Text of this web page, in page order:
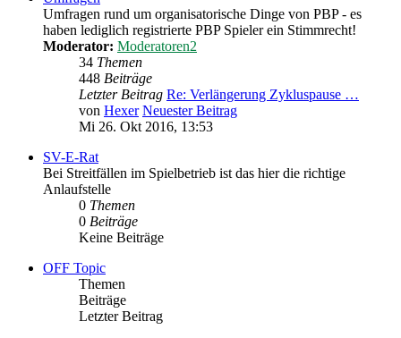
Umfragen rund um organisatorische Dinge von PBP - es
haben lediglich registrierte PBP Spieler ein Stimmrecht!
Moderator: Moderatoren2
34 Themen
448 Beiträge
Letzter Beitrag Re: Verlängerung Zykluspause …
von Hexer Neuester Beitrag
Mi 26. Okt 2016, 13:53
SV-E-Rat
Bei Streitfällen im Spielbetrieb ist das hier die richtige
Anlaufstelle
0 Themen
0 Beiträge
Keine Beiträge
OFF Topic
Themen
Beiträge
Letzter Beitrag